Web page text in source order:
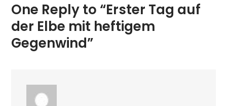
One Reply to “Erster Tag auf
der Elbe mit heftigem
Gegenwind”